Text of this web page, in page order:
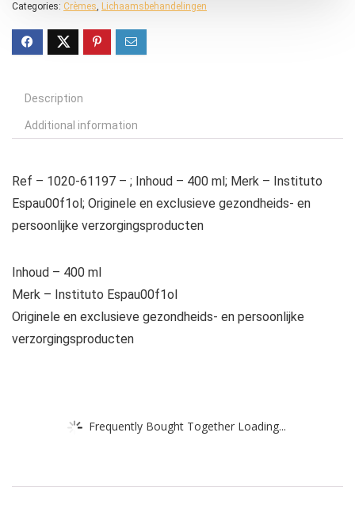
Categories: Crèmes, Lichaamsbehandelingen
Description
Additional information
Ref – 1020-61197 – ; Inhoud – 400 ml; Merk – Instituto
Espau00f1ol; Originele en exclusieve gezondheids- en
persoonlijke verzorgingsproducten
Inhoud – 400 ml
Merk – Instituto Espau00f1ol
Originele en exclusieve gezondheids- en persoonlijke
verzorgingsproducten
Frequently Bought Together Loading...